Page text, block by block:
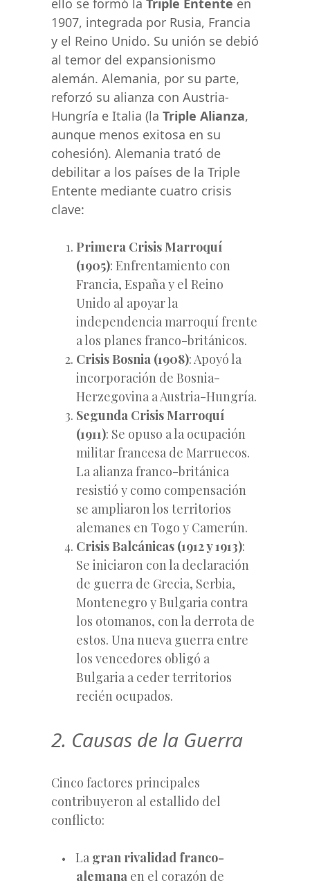
ello se formó la Triple Entente en
1907, integrada por Rusia, Francia
y el Reino Unido. Su unión se debió
al temor del expansionismo
alemán. Alemania, por su parte,
reforzó su alianza con Austria-
Hungría e Italia (la Triple Alianza,
aunque menos exitosa en su
cohesión). Alemania trató de
debilitar a los países de la Triple
Entente mediante cuatro crisis
clave:
Primera Crisis Marroquí
(1905): Enfrentamiento con
Francia, España y el Reino
Unido al apoyar la
independencia marroquí frente
a los planes franco-británicos.
Crisis Bosnia (1908): Apoyó la
incorporación de Bosnia-
Herzegovina a Austria-Hungría.
Segunda Crisis Marroquí
(1911): Se opuso a la ocupación
militar francesa de Marruecos.
La alianza franco-británica
resistió y como compensación
se ampliaron los territorios
alemanes en Togo y Camerún.
Crisis Balcánicas (1912 y 1913):
Se iniciaron con la declaración
de guerra de Grecia, Serbia,
Montenegro y Bulgaria contra
los otomanos, con la derrota de
estos. Una nueva guerra entre
los vencedores obligó a
Bulgaria a ceder territorios
recién ocupados.
2. Causas de la Guerra
Cinco factores principales
contribuyeron al estallido del
conflicto:
La gran rivalidad franco-
alemana en el corazón de